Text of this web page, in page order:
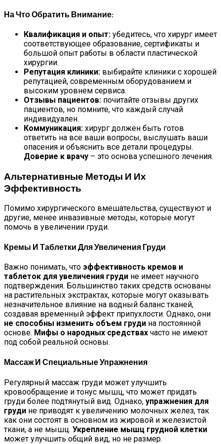
На Что Обратить Внимание:
Квалификация и опыт: убедитесь, что хирург имеет
соответствующее образование, сертификаты и
большой опыт работы в области пластической
хирургии.
Репутация клиники: выбирайте клиники с хорошей
репутацией, современным оборудованием и
высоким уровнем сервиса.
Отзывы пациентов: почитайте отзывы других
пациентов, но помните, что каждый случай
индивидуален.
Коммуникация: хирург должен быть готов
ответить на все ваши вопросы, выслушать ваши
опасения и объяснить все детали процедуры.
Доверие к врачу – это основа успешного лечения.
Альтернативные Методы И Их
Эффективность
Помимо хирургического вмешательства, существуют и
другие, менее инвазивные методы, которые могут
помочь в увеличении груди.
Кремы И Таблетки Для Увеличения Груди
Важно понимать, что эффективность кремов и
таблеток для увеличения груди не имеет научного
подтверждения. Большинство таких средств основаны
на растительных экстрактах, которые могут оказывать
незначительное влияние на водный баланс тканей,
создавая временный эффект припухлости. Однако, они
не способны изменить объем груди на постоянной
основе. Мифы о народных средствах часто не имеют
под собой реальной основы.
Массаж И Специальные Упражнения
Регулярный массаж груди может улучшить
кровообращение и тонус мышц, что может придать
груди более подтянутый вид. Однако, упражнения для
груди не приводят к увеличению молочных желез, так
как они состоят в основном из жировой и железистой
ткани, а не мышц. Укрепление мышц грудной клетки
может улучшить общий вид, но не размер.